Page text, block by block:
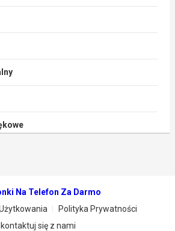
Na Telefon Za Darmo
Polityka Prywatności
się z nami